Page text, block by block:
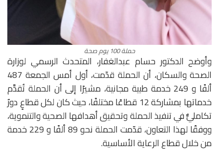
حملة 100 يوم صحة
وأوضح الدكتور حسام عبدالغفار، المتحدث الرسمي لوزارة
الصحة والسكان، أن الحملة قدّمت، أول أمس الجمعة 487
ألفًا و 249 خدمة طبية مجانية، مشيرًا إلى أن الحملة تُقدَّم
خدماتها بمشاركة 12 قطاعًا مختلفًا، حيث كان لكل قطاعٍ دورٌ
تكامليٌّ في تنفيذ الحملة وتحقيق أهدافها الصحية والتنموية،
ووفقًا لهذا التعاون، قدّمت الحملة نحو 89 ألفًا و 229 خدمة
من خلال قطاع الرعاية الأساسية.